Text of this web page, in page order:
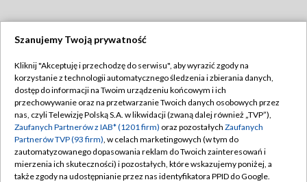
TVP
Abonament TVP
Emisja w TVP
Centrum informacji TVP
Naziemna Telewizja Cyfrowa
Regulamin TVP
Polityka prywatności
Moje zgody
Pomoc
Szanujemy Twoją prywatność
Kliknij "Akceptuję i przechodzę do serwisu", aby wyrazić zgody na
korzystanie z technologii automatycznego śledzenia i zbierania danych,
dostęp do informacji na Twoim urządzeniu końcowym i ich
przechowywanie oraz na przetwarzanie Twoich danych osobowych przez
nas, czyli Telewizję Polską S.A. w likwidacji (zwaną dalej również „TVP”),
Zaufanych Partnerów z IAB* (1201 firm) oraz pozostałych Zaufanych
Partnerów TVP (93 firm), w celach marketingowych (w tym do
zautomatyzowanego dopasowania reklam do Twoich zainteresowań i
mierzenia ich skuteczności) i pozostałych, które wskazujemy poniżej, a
także zgody na udostępnianie przez nas identyfikatora PPID do Google.